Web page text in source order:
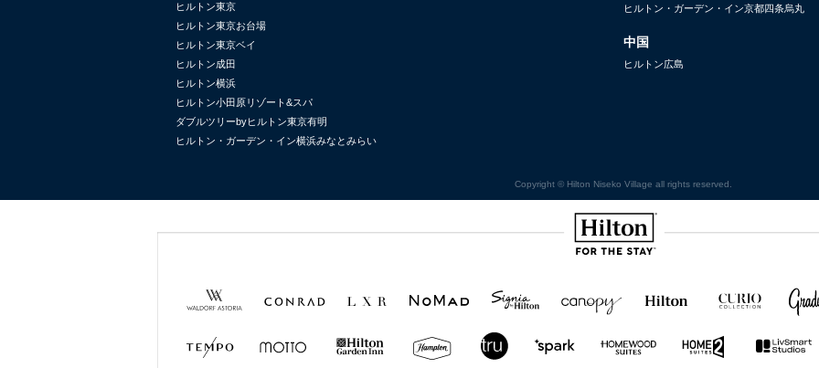
ヒルトン東京
ヒルトン東京お台場
ヒルトン東京ベイ
ヒルトン成田
ヒルトン横浜
ヒルトン小田原リゾート&スパ
ダブルツリーbyヒルトン東京有明
ヒルトン・ガーデン・イン横浜みなとみらい
ヒルトン・ガーデン・イン京都四条烏丸
中国
ヒルトン広島
Copyright © Hilton Niseko Village all rights reserved.
Hilton
Astoria
Hotels &
Hotels &
Resorts
Hilton
Hotels
&
Collection
Garden
Inn
by
Hilton
Tru
by
Hilton
Hilton
Suites by
Hilton
Suites
by